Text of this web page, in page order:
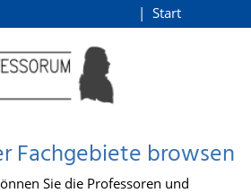
Start
Fachgebiete browsen
Sie die Professoren und